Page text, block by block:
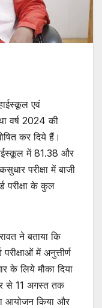
एवं
वर्ष 2024 की
कर दिये हैं।
हाईस्कूल में 81.38 और
परीक्षा में बाजी
परीक्षा के कुल
ने बताया कि
में अनुत्तीर्ण
के लिये मौका दिया
से 11 अगस्त तक
आयोजन किया और